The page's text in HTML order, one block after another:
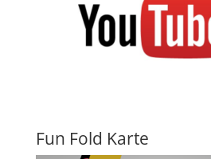
Fun Fold Karte